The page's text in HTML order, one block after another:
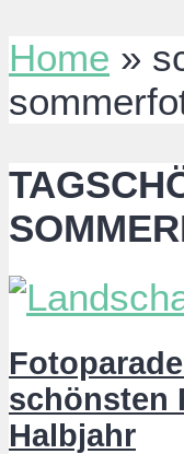
Home »
schönsten
Halbjahr